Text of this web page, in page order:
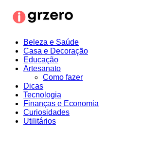
para
Beleza e Saúde
Casa e Decoração
Educação
Artesanato
Como fazer
Dicas
Tecnologia
Finanças e Economia
Curiosidades
Utilitários